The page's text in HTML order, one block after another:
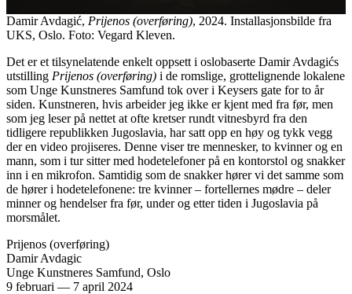
Damir Avdagić, Prijenos (overføring), 2024. Installasjonsbilde fra
UKS, Oslo. Foto: Vegard Kleven.
Det er et tilsynelatende enkelt oppsett i oslobaserte Damir Avdagićs
utstilling Prijenos (overføring) i de romslige, grottelignende lokalene
som Unge Kunstneres Samfund tok over i Keysers gate for to år
siden. Kunstneren, hvis arbeider jeg ikke er kjent med fra før, men
som jeg leser på nettet at ofte kretser rundt vitnesbyrd fra den
tidligere republikken Jugoslavia, har satt opp en høy og tykk vegg
der en video projiseres. Denne viser tre mennesker, to kvinner og en
mann, som i tur sitter med hodetelefoner på en kontorstol og snakker
inn i en mikrofon. Samtidig som de snakker hører vi det samme som
de hører i hodetelefonene: tre kvinner – fortellernes mødre – deler
minner og hendelser fra før, under og etter tiden i Jugoslavia på
morsmålet.
Prijenos (overføring)
Damir Avdagic
Unge Kunstneres Samfund, Oslo
9 februari — 7 april 2024